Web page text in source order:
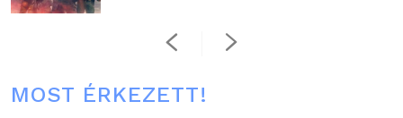
MOST ÉRKEZETT!